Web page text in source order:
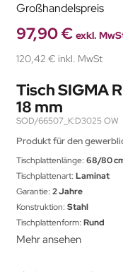
Großhandelspreis
97,90 € exkl.
120,42 € inkl. MwSt
Tisch SIGMA
18 mm
SOD/66507_K:D3025 OW
Produkt für den
Tischplattenlänge: 68/80
Tischplattenart: Laminat
Garantie: 2 Jahre
Konstruktion: Stahl
Tischplattenform: Rund
Mehr ansehen